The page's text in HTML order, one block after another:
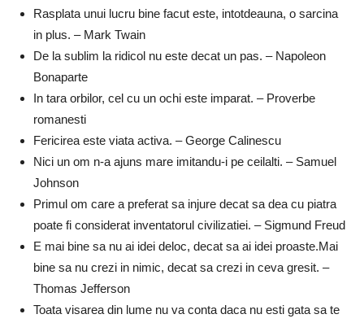
Rasplata unui lucru bine facut este, intotdeauna, o sarcina
in plus. – Mark Twain
De la sublim la ridicol nu este decat un pas. – Napoleon
Bonaparte
In tara orbilor, cel cu un ochi este imparat. – Proverbe
romanesti
Fericirea este viata activa. – George Calinescu
Nici un om n-a ajuns mare imitandu-i pe ceilalti. – Samuel
Johnson
Primul om care a preferat sa injure decat sa dea cu piatra
poate fi considerat inventatorul civilizatiei. – Sigmund Freud
E mai bine sa nu ai idei deloc, decat sa ai idei proaste.Mai
bine sa nu crezi in nimic, decat sa crezi in ceva gresit. –
Thomas Jefferson
Toata visarea din lume nu va conta daca nu esti gata sa te